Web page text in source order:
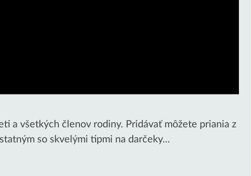
a všetkých členov rodiny. Pridávať môžete priania z
so skvelými tipmi na darčeky...